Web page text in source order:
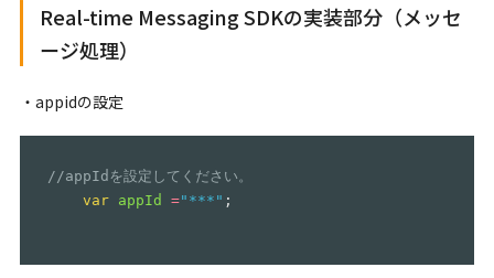
Real-time Messaging SDKの実装部分（メッセ
ージ処理）
・appidの設定
//appIdを設定してください。
var appId =" *** " ;